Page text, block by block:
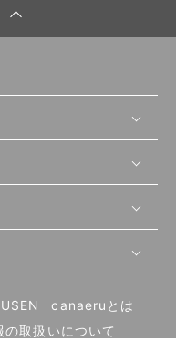
）
canaeruとは
の取扱いについて